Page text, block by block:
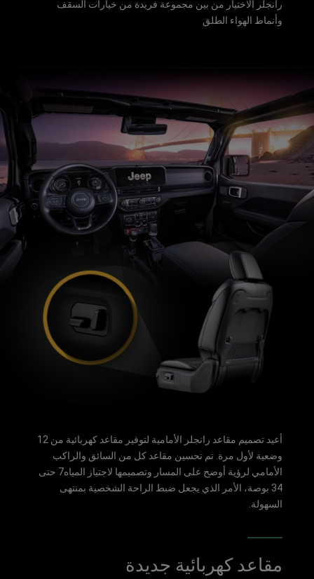
رانجلر الاختيار من بين مجموعة فريدة من خيارات السقف
وأنماط الهواء الطلق
أعيد تصميم مقاعد رانجلر الأمامية لتوفير مقاعد كهربائية من 12
وضعية لأول مرة. تم تحسين مقاعد كل من السائق والراكب
الأمامي لرؤية أوضح على المسار وتصميمها لاجتياز المياه7 حتى
34 بوصة، الأمر الذي يجعل ضبط الراحة الشخصية بمنتهى
السهولة.
مقاعد كهربائية جديدة